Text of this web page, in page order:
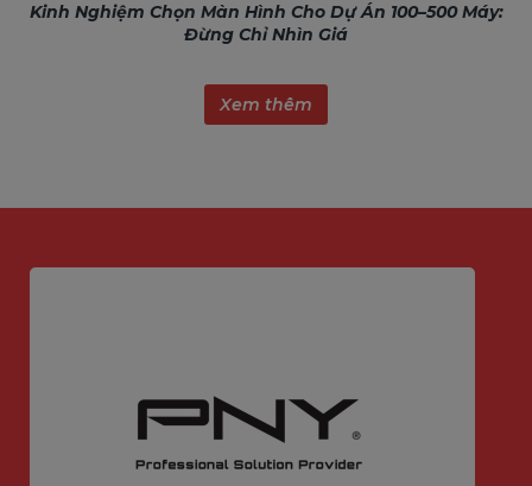
Kinh Nghiệm Chọn Màn Hình Cho Dự Án 100–500 Máy:
Đừng Chỉ Nhìn Giá
Xem thêm